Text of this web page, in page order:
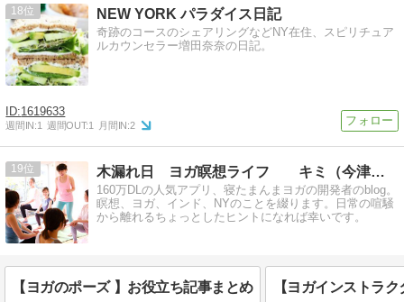
18 NEW YORK パラダイス日記
奇跡のコースのシェアリングなどNY在住、スピリチュア
ルカウンセラー増田奈奈の日記。
1619633
週間IN:1 週間OUT:1 月間IN:2
19 木漏れ日 ヨガ瞑想ライフ キミ（今津貴美）
160万DLの人気アプリ、寝たまんまヨガの開発者のblog。
瞑想、ヨガ、インド、NYのことを綴ります。日常の喧騒
から離れるちょっとしたヒントになれば幸いです。
【ヨガのポーズ 】お役立ち記事まとめ